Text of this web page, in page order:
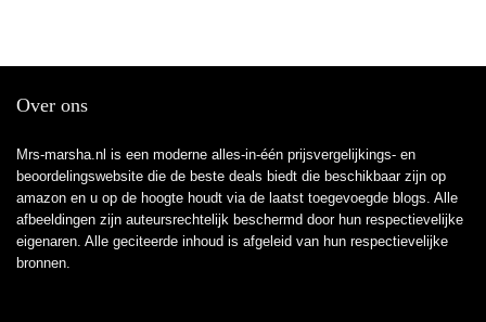
Over ons
Mrs-marsha.nl is een moderne alles-in-één prijsvergelijkings- en
beoordelingswebsite die de beste deals biedt die beschikbaar zijn op
amazon en u op de hoogte houdt via de laatst toegevoegde blogs. Alle
afbeeldingen zijn auteursrechtelijk beschermd door hun respectievelijke
eigenaren. Alle geciteerde inhoud is afgeleid van hun respectievelijke
bronnen.